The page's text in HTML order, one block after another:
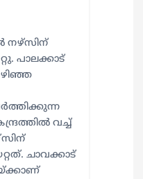
നഴ്സിന്
പാലക്കാട്
വച്ച്
ചാവക്കാട്